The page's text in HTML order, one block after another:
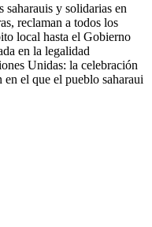
saharauis y solidarias en
reclaman a todos los
local hasta el Gobierno
en la legalidad
Unidas: la celebración
el que el pueblo saharaui